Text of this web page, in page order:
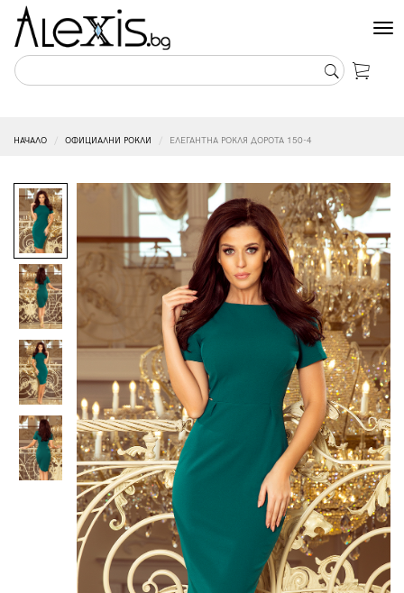
НАЧАЛО ОФИЦИАЛНИ РОКЛИ ЕЛЕГАНТНА РОКЛЯ ДОРОТА 150-4